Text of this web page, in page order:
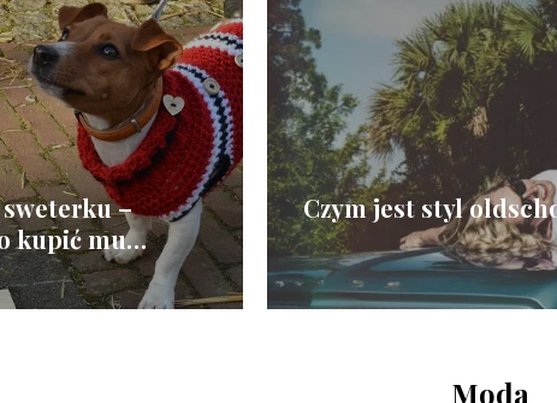
–
kupić mu
Czym jest styl
Moda